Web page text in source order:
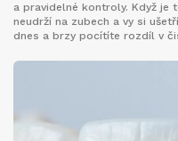
a pravidelné kontroly. Když je
neudrží na zubech a vy si
dnes a brzy pocítíte rozdíl v